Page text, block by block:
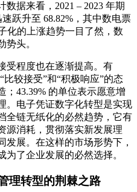
据来看，2021 – 2023 年期
跃升至 68.82%，其中数电票
化的上涨趋势一目了然，数
势头。
受程度也在逐渐提高。有
比较接受”和“积极响应”的态
；43.39% 的单位表示愿意增
。电子凭证数字化转型是实现
全链无纸化的必然趋势，它有
源消耗，贯彻落实新发展理
展。在这样的市场形势下，
了企业发展的必然选择。
理转型的荆棘之路